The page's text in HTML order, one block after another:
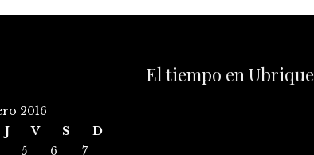
2016
J V S
D
5 6 7
El tiempo en Ubrique